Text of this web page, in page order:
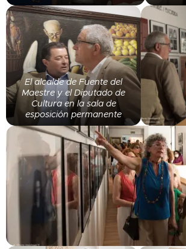
El alcalde de Fuente del
Maestre y el Diputado de
Cultura en la sala de
esposición permanente